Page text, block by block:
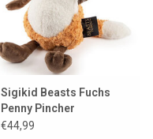
Sigikid Beasts Fuchs
Penny Pincher
€44,99